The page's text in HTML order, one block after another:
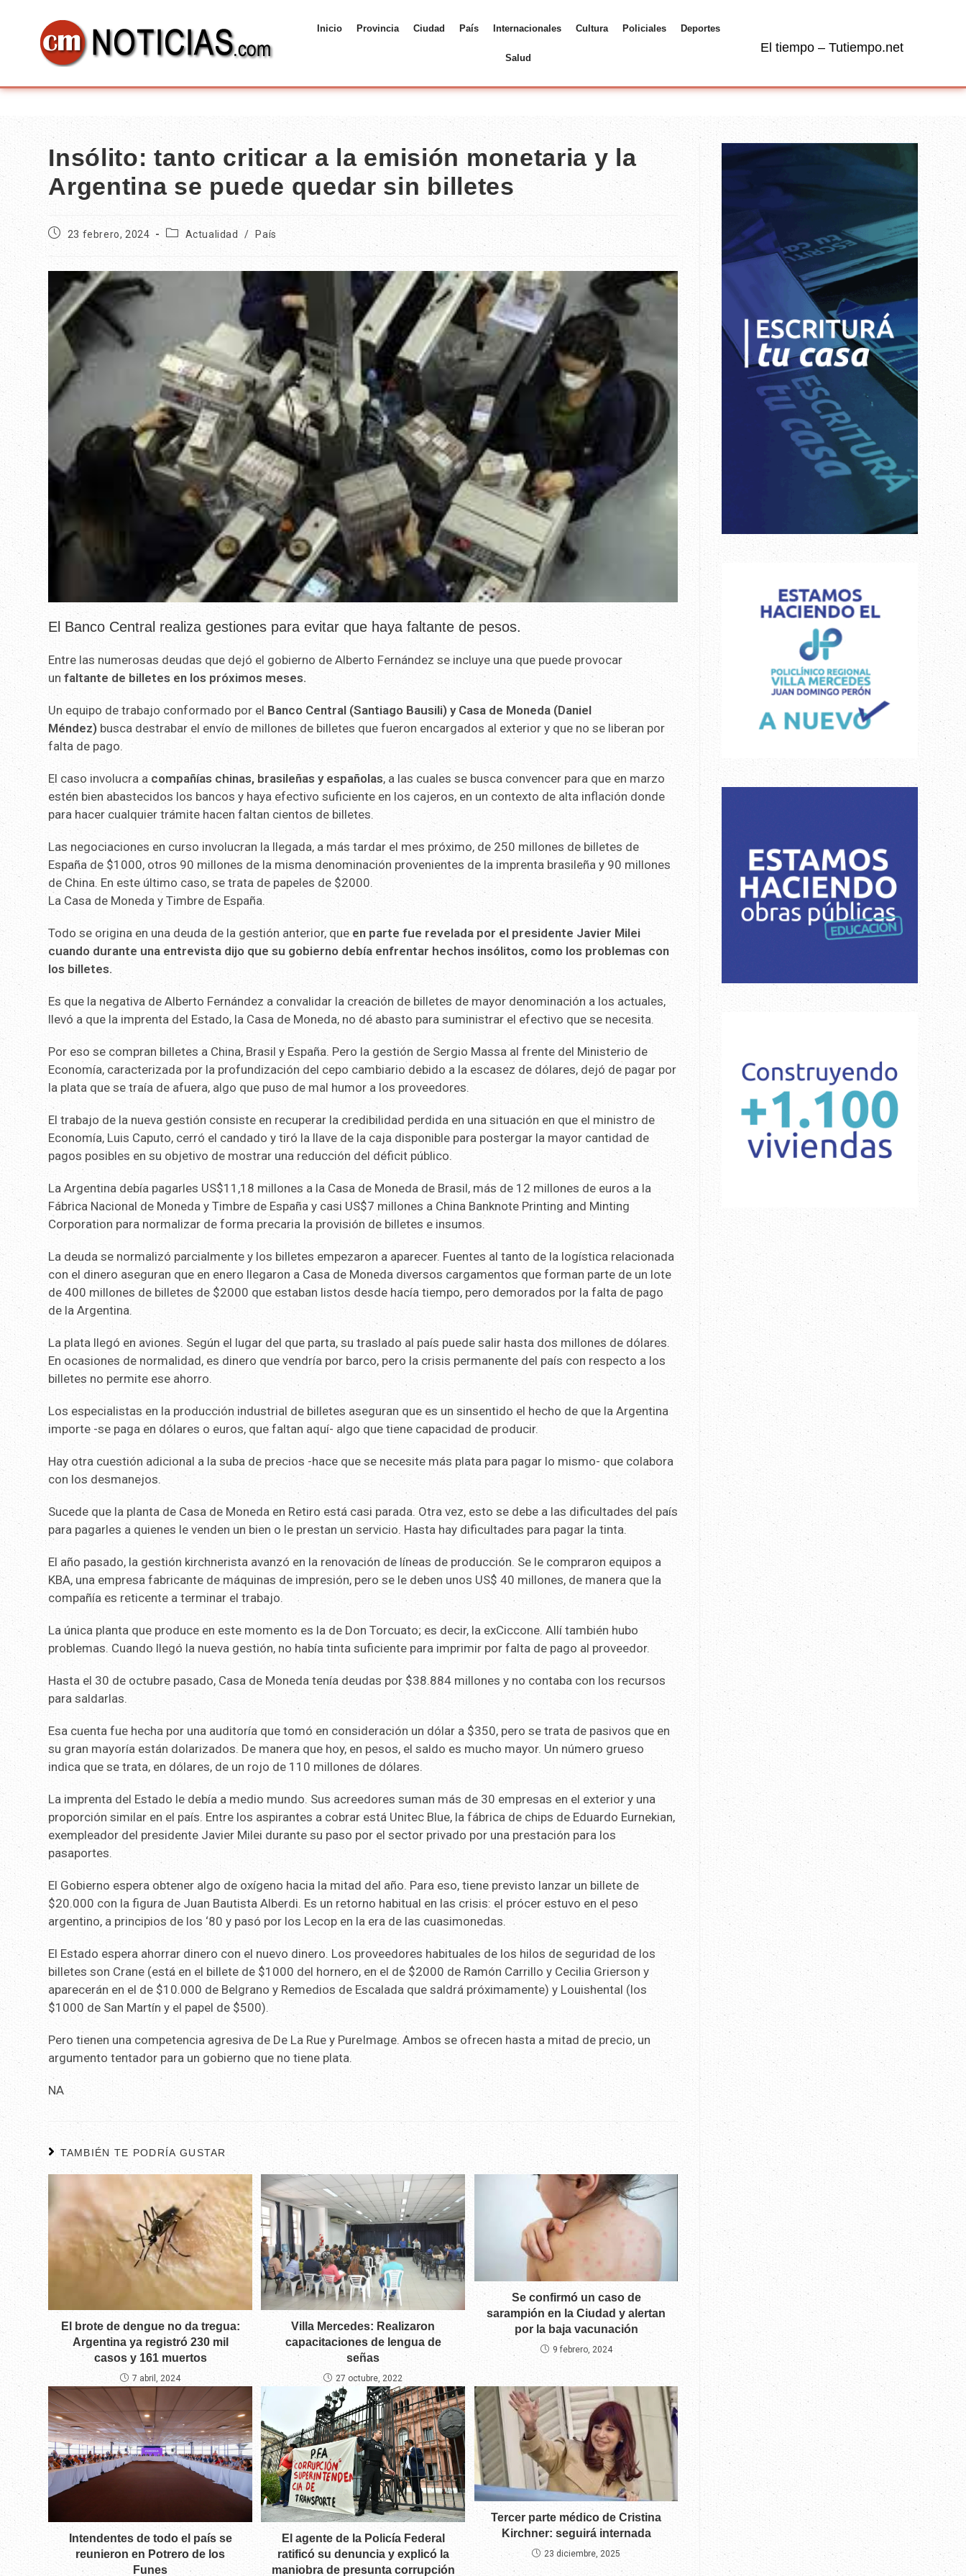
Inicio Provincia Ciudad País Internacionales Cultura Policiales Deportes
Salud
El tiempo – Tutiempo.net
Insólito: tanto criticar a la emisión monetaria y la
Argentina se puede quedar sin billetes
23 febrero, 2024 Actualidad / País
El Banco Central realiza gestiones para evitar que haya faltante de pesos.
Entre las numerosas deudas que dejó el gobierno de Alberto Fernández se incluye una que puede provocar
unfaltante de billetes en los próximos meses.
Un equipo de trabajo conformado por el Banco Central (Santiago Bausili) y Casa de Moneda (Daniel
Méndez) busca destrabar el envío de millones de billetes que fueron encargados al exterior y que no se liberan por
falta de pago.
El caso involucra a compañías chinas, brasileñas y españolas, a las cuales se busca convencer para que en marzo
estén bien abastecidos los bancos y haya efectivo suficiente en los cajeros, en un contexto de alta inflación donde
para hacer cualquier trámite hacen faltan cientos de billetes.
Las negociaciones en curso involucran la llegada, a más tardar el mes próximo, de 250 millones de billetes de
España de $1000, otros 90 millones de la misma denominación provenientes de la imprenta brasileña y 90 millones
de China. En este último caso, se trata de papeles de $2000.
La Casa de Moneda y Timbre de España.
Todo se origina en una deuda de la gestión anterior, que en parte fue revelada por el presidente Javier Milei
cuando durante una entrevista dijo que su gobierno debía enfrentar hechos insólitos, como los problemas con
los billetes.
Es que la negativa de Alberto Fernández a convalidar la creación de billetes de mayor denominación a los actuales,
llevó a que la imprenta del Estado, la Casa de Moneda, no dé abasto para suministrar el efectivo que se necesita.
Por eso se compran billetes a China, Brasil y España. Pero la gestión de Sergio Massa al frente del Ministerio de
Economía, caracterizada por la profundización del cepo cambiario debido a la escasez de dólares, dejó de pagar por
la plata que se traía de afuera, algo que puso de mal humor a los proveedores.
El trabajo de la nueva gestión consiste en recuperar la credibilidad perdida en una situación en que el ministro de
Economía, Luis Caputo, cerró el candado y tiró la llave de la caja disponible para postergar la mayor cantidad de
pagos posibles en su objetivo de mostrar una reducción del déficit público.
La Argentina debía pagarles US$11,18 millones a la Casa de Moneda de Brasil, más de 12 millones de euros a la
Fábrica Nacional de Moneda y Timbre de España y casi US$7 millones a China Banknote Printing and Minting
Corporation para normalizar de forma precaria la provisión de billetes e insumos.
La deuda se normalizó parcialmente y los billetes empezaron a aparecer. Fuentes al tanto de la logística relacionada
con el dinero aseguran que en enero llegaron a Casa de Moneda diversos cargamentos que forman parte de un lote
de 400 millones de billetes de $2000 que estaban listos desde hacía tiempo, pero demorados por la falta de pago
de la Argentina.
La plata llegó en aviones. Según el lugar del que parta, su traslado al país puede salir hasta dos millones de dólares.
En ocasiones de normalidad, es dinero que vendría por barco, pero la crisis permanente del país con respecto a los
billetes no permite ese ahorro.
Los especialistas en la producción industrial de billetes aseguran que es un sinsentido el hecho de que la Argentina
importe -se paga en dólares o euros, que faltan aquí- algo que tiene capacidad de producir.
Hay otra cuestión adicional a la suba de precios -hace que se necesite más plata para pagar lo mismo- que colabora
con los desmanejos.
Sucede que la planta de Casa de Moneda en Retiro está casi parada. Otra vez, esto se debe a las dificultades del país
para pagarles a quienes le venden un bien o le prestan un servicio. Hasta hay dificultades para pagar la tinta.
El año pasado, la gestión kirchnerista avanzó en la renovación de líneas de producción. Se le compraron equipos a
KBA, una empresa fabricante de máquinas de impresión, pero se le deben unos US$ 40 millones, de manera que la
compañía es reticente a terminar el trabajo.
La única planta que produce en este momento es la de Don Torcuato; es decir, la exCiccone. Allí también hubo
problemas. Cuando llegó la nueva gestión, no había tinta suficiente para imprimir por falta de pago al proveedor.
Hasta el 30 de octubre pasado, Casa de Moneda tenía deudas por $38.884 millones y no contaba con los recursos
para saldarlas.
Esa cuenta fue hecha por una auditoría que tomó en consideración un dólar a $350, pero se trata de pasivos que en
su gran mayoría están dolarizados. De manera que hoy, en pesos, el saldo es mucho mayor. Un número grueso
indica que se trata, en dólares, de un rojo de 110 millones de dólares.
La imprenta del Estado le debía a medio mundo. Sus acreedores suman más de 30 empresas en el exterior y una
proporción similar en el país. Entre los aspirantes a cobrar está Unitec Blue, la fábrica de chips de Eduardo Eurnekian,
exempleador del presidente Javier Milei durante su paso por el sector privado por una prestación para los
pasaportes.
El Gobierno espera obtener algo de oxígeno hacia la mitad del año. Para eso, tiene previsto lanzar un billete de
$20.000 con la figura de Juan Bautista Alberdi. Es un retorno habitual en las crisis: el prócer estuvo en el peso
argentino, a principios de los ‘80 y pasó por los Lecop en la era de las cuasimonedas.
El Estado espera ahorrar dinero con el nuevo dinero. Los proveedores habituales de los hilos de seguridad de los
billetes son Crane (está en el billete de $1000 del hornero, en el de $2000 de Ramón Carrillo y Cecilia Grierson y
aparecerán en el de $10.000 de Belgrano y Remedios de Escalada que saldrá próximamente) y Louishental (los
$1000 de San Martín y el papel de $500).
Pero tienen una competencia agresiva de De La Rue y PureImage. Ambos se ofrecen hasta a mitad de precio, un
argumento tentador para un gobierno que no tiene plata.
NA
TAMBIÉN TE PODRÍA GUSTAR
El brote de dengue no da tregua:
Argentina ya registró 230 mil
casos y 161 muertos
7 abril, 2024
Villa Mercedes: Realizaron
capacitaciones de lengua de
señas
27 octubre, 2022
Se confirmó un caso de
sarampión en la Ciudad y alertan
por la baja vacunación
9 febrero, 2024
Intendentes de todo el país se
reunieron en Potrero de los
Funes
El agente de la Policía Federal
ratificó su denuncia y explicó la
maniobra de presunta corrupción
Tercer parte médico de Cristina
Kirchner: seguirá internada
23 diciembre, 2025